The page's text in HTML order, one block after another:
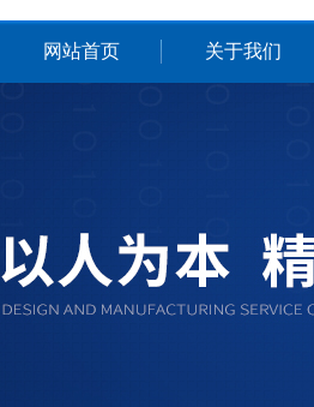
网站首页 关于我们